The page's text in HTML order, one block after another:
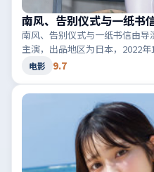
南风、告别仪式与一纸书
南风、告别仪式与一纸书信由
主演，出品地区为日本，2022
犯罪，黑白两道博弈。适合检
电影 9.7